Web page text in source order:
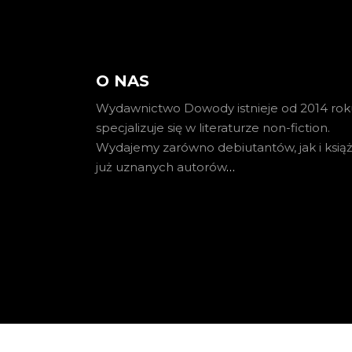
O NAS
Wydawnictwo Dowody istnieje od 2014
specjalizuje się w literaturze non-fiction.
Wydajemy zarówno debiutantów, jak i
już uznanych autorów…